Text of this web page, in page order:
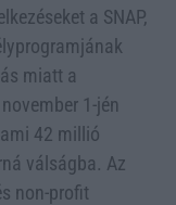
a SNAP,
miatt a
1-jén
42 millió
válságba. Az
non-profit